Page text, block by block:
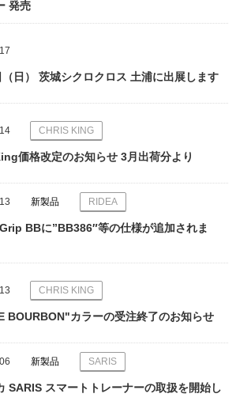
発売
日） 茨城シクロクロス 土浦に出展します
CHRIS KING
価格改定のお知らせ 3月出荷分より
新製品 RIDEA
BBに”BB386″等の仕様が追加されま
CHRIS KING
BOURBON"カラーの受注終了のお知らせ
新製品 SARIS
SARIS スマートトレーナーの取扱を開始し